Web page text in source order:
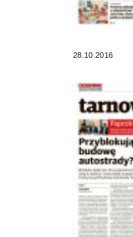
28.10.2016